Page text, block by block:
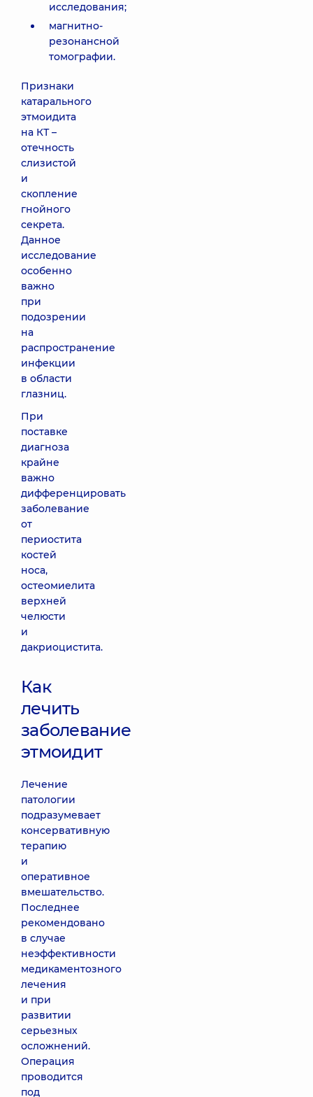
исследования;
магнитно-
резонансной
томографии.
Признаки
катарального
этмоидита
на КТ –
отечность
слизистой
и
скопление
гнойного
секрета.
Данное
исследование
особенно
важно
при
подозрении
на
распространение
инфекции
в области
глазниц.
При
поставке
диагноза
крайне
важно
дифференцировать
заболевание
от
периостита
костей
носа,
остеомиелита
верхней
челюсти
и
дакриоцистита.
Как
лечить
заболевание
этмоидит
Лечение
патологии
подразумевает
консервативную
терапию
и
оперативное
вмешательство.
Последнее
рекомендовано
в случае
неэффективности
медикаментозного
лечения
и при
развитии
серьезных
осложнений.
Операция
проводится
под